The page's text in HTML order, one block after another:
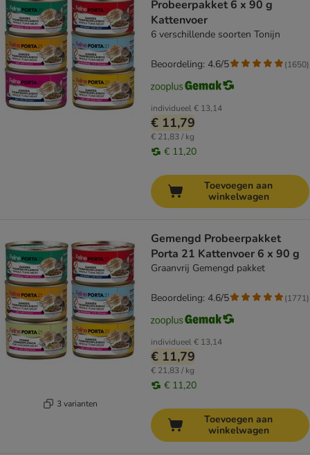
Probeerpakket 6 x 90 g
Kattenvoer
6 verschillende soorten Tonijn
individueel€ 13,14
€ 11,79
€ 21,83 / kg
€ 11,20
Beoordeling: 4.6/5 (1650)
Toevoegen aan
winkelwagen
3 varianten
Gemengd Probeerpakket
Porta 21 Kattenvoer 6 x 90 g
Graanvrij Gemengd pakket
individueel€ 13,14
€ 11,79
€ 21,83 / kg
€ 11,20
Beoordeling: 4.6/5 (1771)
Toevoegen aan
winkelwagen